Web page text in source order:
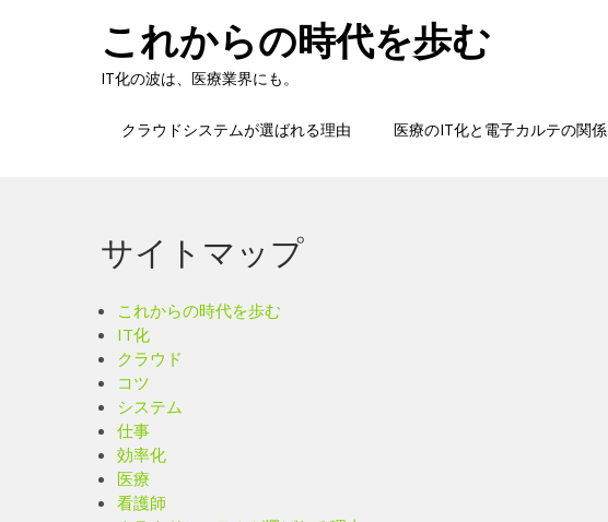
これからの時代を歩む
IT化の波は、医療業界にも。
クラウドシステムが選ばれる理由 医療のIT化と電子カルテの関係
サイトマップ
これからの時代を歩む
IT化
クラウド
コツ
システム
仕事
効率化
医療
看護師